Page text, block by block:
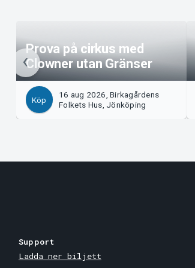
Prova på cirkus med
Clowner utan Gränser
Köp
16 aug 2026, Birkagårdens
Folkets Hus, Jönköping
Support
Ladda ner biljett